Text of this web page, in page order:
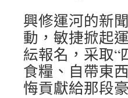
興修運河的新
動，敏捷掀起
紜報名，采取“
食糧、自帶東
悔貢獻給那段